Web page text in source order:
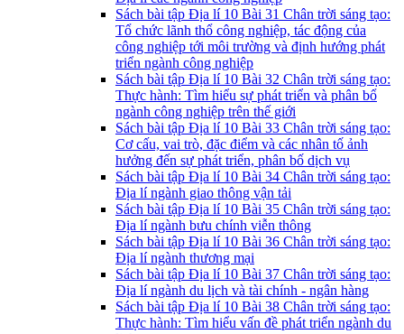
Sách bài tập Địa lí 10 Bài 31 Chân trời sáng tạo:
Tổ chức lãnh thổ công nghiệp, tác động của
công nghiệp tới môi trường và định hướng phát
triển ngành công nghiệp
Sách bài tập Địa lí 10 Bài 32 Chân trời sáng tạo:
Thực hành: Tìm hiểu sự phát triển và phân bổ
ngành công nghiệp trên thế giới
Sách bài tập Địa lí 10 Bài 33 Chân trời sáng tạo:
Cơ cấu, vai trò, đặc điểm và các nhân tố ảnh
hưởng đến sự phát triển, phân bố dịch vụ
Sách bài tập Địa lí 10 Bài 34 Chân trời sáng tạo:
Địa lí ngành giao thông vận tải
Sách bài tập Địa lí 10 Bài 35 Chân trời sáng tạo:
Địa lí ngành bưu chính viễn thông
Sách bài tập Địa lí 10 Bài 36 Chân trời sáng tạo:
Địa lí ngành thương mại
Sách bài tập Địa lí 10 Bài 37 Chân trời sáng tạo:
Địa lí ngành du lịch và tài chính - ngân hàng
Sách bài tập Địa lí 10 Bài 38 Chân trời sáng tạo:
Thực hành: Tìm hiểu vấn đề phát triển ngành du